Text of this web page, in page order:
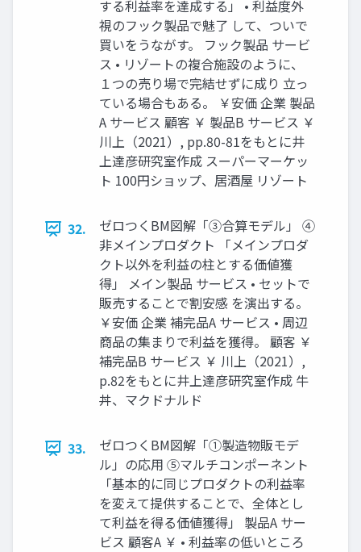
する利益率を達成する」 • 利益度外
視のフック製品で魅了 して、ついで
買いをうながす。 フック製品 サービ
ス • リゾートの複合施設のように、
１つの売り場で完結せずに成り 立っ
ている場合もある。 ￥安価 企業 製品
A サービス 顧客 ￥ 製品B サービス ￥
川上（2021）, pp.80-81をもとに井
上達彦研究室作成 スーパーマーケッ
ト 100円ショップ、居酒屋 リゾート
32.
ゼロつくBM図解「③合算モデル」 ④
非メインプロダクト 「メインプロダ
クト以外を利益の柱とする価値獲
得」 メイン製品 サービス • セットで
販売することで割安感 を演出する。
￥安価 企業 補完品A サービス • 周辺
商品の集まりで利益を獲得。 顧客 ￥
補完品B サービス ￥ 川上（2021）,
p.82をもとに井上達彦研究室作成 牛
丼、マクドナルド
33.
ゼロつくBM図解「①製造物販モデ
ル」の応用 ⑤マルチコンポーネント
「基本的に同じプロダクトの利益率
を変えて提供することで、全体とし
て利益を得る価値獲得」 製品A サー
ビス 顧客A ￥ • 利益率の低いところ